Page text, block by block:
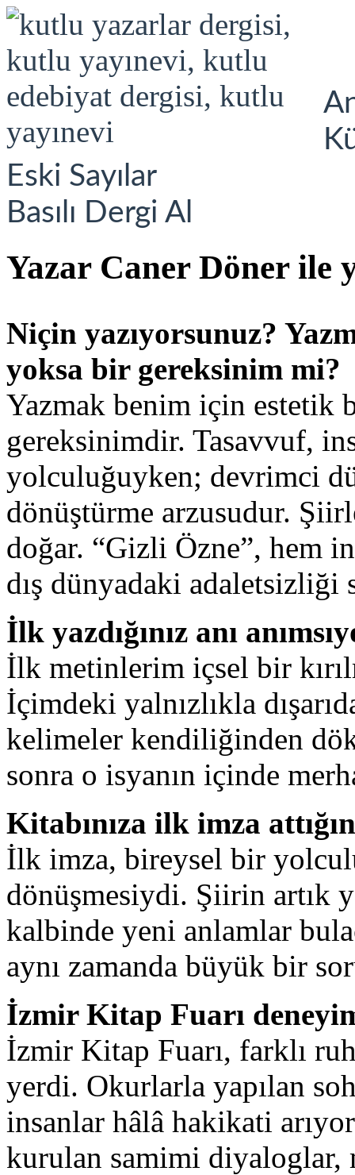
Eski Sayılar
Basılı Dergi Al
Yazar Caner Döner ile
Niçin yazıyorsunuz?
yoksa bir gereksinim mi?
Yazmak benim için estetik
gereksinimdir. Tasavvuf,
yolculuğuyken; devrimci
dönüştürme arzusudur.
doğar. “Gizli Özne”, hem
dış dünyadaki adaletsizliği
İlk yazdığınız anı
İlk metinlerim içsel bir
İçimdeki yalnızlıkla
kelimeler kendiliğinden
sonra o isyanın içinde
Kitabınıza ilk imza
İlk imza, bireysel bir
dönüşmesiydi. Şiirin artık
kalbinde yeni anlamlar
aynı zamanda büyük bir
İzmir Kitap Fuarı
İzmir Kitap Fuarı, farklı
yerdi. Okurlarla yapılan
insanlar hâlâ hakikati
kurulan samimi